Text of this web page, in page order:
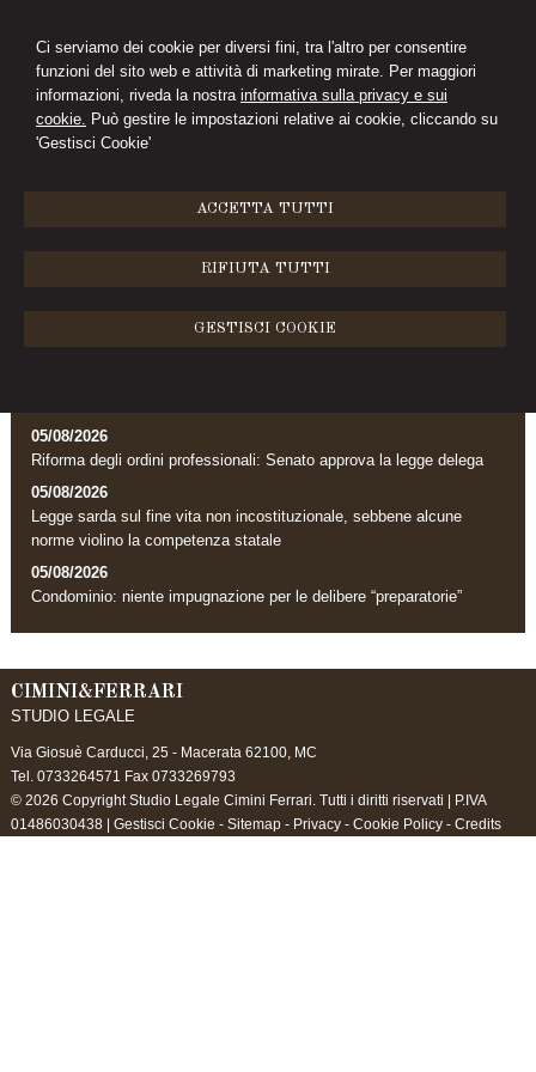
Ci serviamo dei cookie per diversi fini, tra l'altro per consentire
funzioni del sito web e attività di marketing mirate. Per maggiori
informazioni, riveda la nostra informativa sulla privacy e sui
cookie. Può gestire le impostazioni relative ai cookie, cliccando su
'Gestisci Cookie'
ACCETTA TUTTI
RIFIUTA TUTTI
GESTISCI COOKIE
CIMINI&FERRARI
STUDIO LEGALE
05/08/2026
Riforma degli ordini professionali: Senato approva la legge delega
05/08/2026
Legge sarda sul fine vita non incostituzionale, sebbene alcune
norme violino la competenza statale
05/08/2026
Condominio: niente impugnazione per le delibere “preparatorie”
CIMINI&FERRARI
STUDIO LEGALE
Via Giosuè Carducci, 25 - Macerata 62100, MC
Tel. 0733264571 Fax 0733269793
© 2026 Copyright Studio Legale Cimini Ferrari. Tutti i diritti riservati | P.IVA
01486030438 | Gestisci Cookie - Sitemap- Privacy- Cookie Policy- Credits